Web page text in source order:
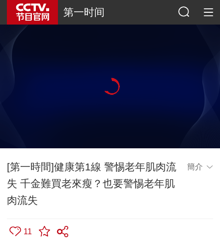
第一时间
[第一時間]健康第1線 警惕老年肌肉流
失 千金難買老來瘦？也要警惕老年肌
肉流失
簡介
11